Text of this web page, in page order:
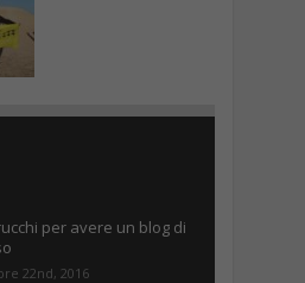
per avere un blog di
22nd, 2016